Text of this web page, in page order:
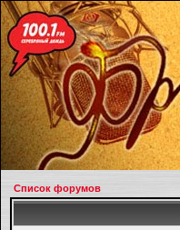
Список форумов